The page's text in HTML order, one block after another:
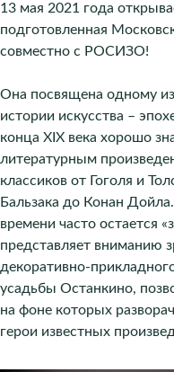
13 мая 2021 года
подготовленная
совместно с РОСИЗО!
Она посвящена одному
истории искусства –
конца XIX века хорошо
литературным
классиков от Гоголя и
Бальзака до Конан
времени часто остается
представляет вниманию
декоративно-
усадьбы Останкино,
на фоне которых
герои известных